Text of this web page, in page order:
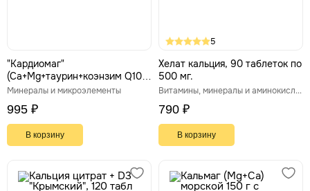
"Кардиомаг"
(Ca+Mg+таурин+коэнзим Q10)
60 таблеток по 650 мг
Минералы и микроэлементы
995 ₽
В корзину
5
Хелат кальция, 90 таблеток по
500 мг.
Витамины, минералы и аминокислоты
790 ₽
В корзину